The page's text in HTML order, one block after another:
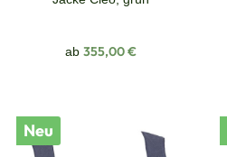
Regulärer Preis:
ab 355,00 €
Neu